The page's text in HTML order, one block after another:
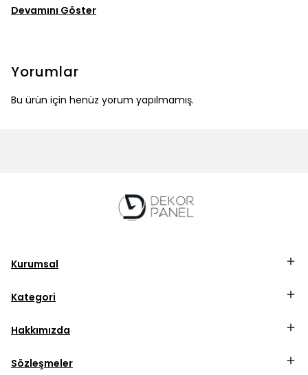
Devamını Göster
Yorumlar
Bu ürün için henüz yorum yapılmamış.
Kurumsal
Kategori
Hakkımızda
Sözleşmeler